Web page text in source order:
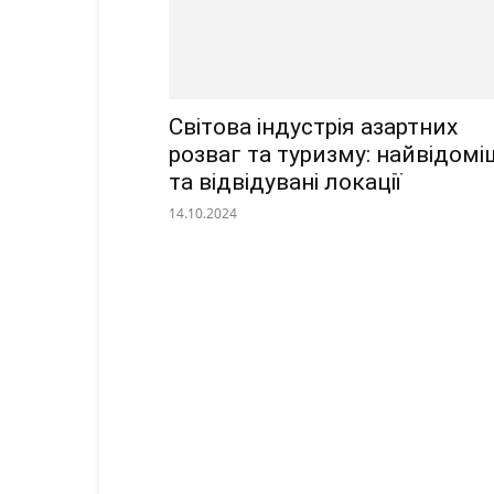
Світова індустрія азартних
розваг та туризму:
та відвідувані локації
14.10.2024